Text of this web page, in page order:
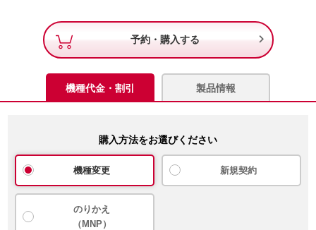
予約・購入する 
機種代金・割引 製品情報
購入方法をお選びください
機種変更 新規契約
のりかえ
（MNP）